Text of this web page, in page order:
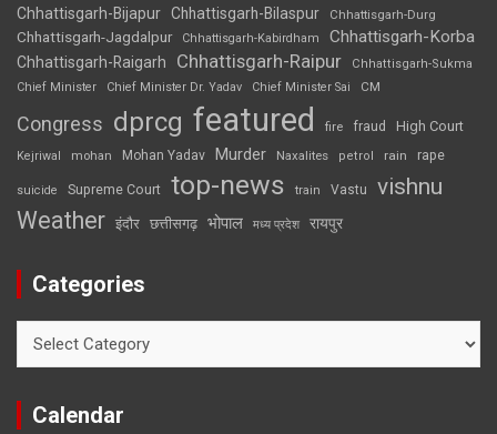
Chhattisgarh-Bijapur Chhattisgarh-Bilaspur Chhattisgarh-Durg
Chhattisgarh-Jagdalpur Chhattisgarh-Kabirdham Chhattisgarh-Korba
Chhattisgarh-Raigarh Chhattisgarh-Raipur
Chhattisgarh-Sukma
Chief Minister
Chief Minister Dr. Yadav Chief Minister Sai CM
Congress dprcg featured fire fraud High Court
Kejriwal mohan Mohan Yadav Murder Naxalites petrol rain rape
suicide Supreme Court top-news train Vastu vishnu
Weather इंदौर छत्तीसगढ़ भोपाल मध्य प्रदेश रायपुर
Categories
Calendar